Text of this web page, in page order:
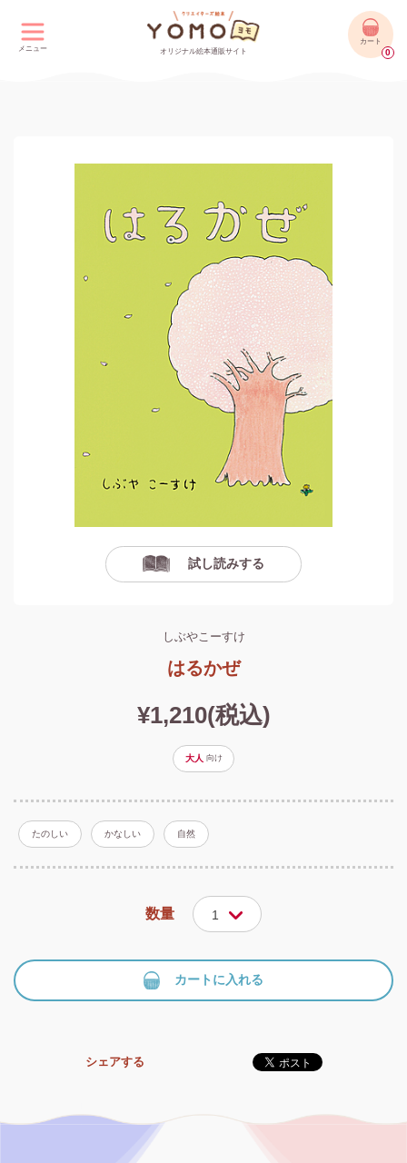
メニュー オリジナル絵本通販サイト
カート
0
試し読みする
しぶやこーすけ
はるかぜ
¥1,210(税込)
大人 向け
たのしい かなしい 自然
数量 1
カートに入れる
シェアする